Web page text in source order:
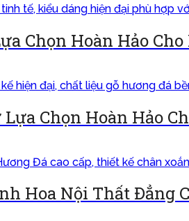
Chọn Hoàn Hảo
Chọn Hoàn Hảo
Hoa Nội Thất Đẳng